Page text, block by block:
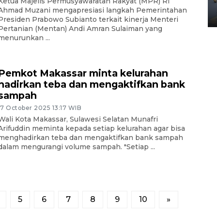
Muzani mengapresiasi langkah Pemerintahan
Prabowo Subianto terkait kinerja Menteri
(Mentan) Andi Amran Sulaiman yang
...
Makassar minta kelurahan
teba dan mengaktifkan bank
October 2025 13:17 WIB
Kota Makassar, Sulawesi Selatan Munafri
meminta kepada setiap kelurahan agar bisa
teba dan mengaktifkan bank sampah
mengurangi volume sampah. "Setiap ...
5 6 7 8 9 10 »
02 April 2026 12:51 WIB